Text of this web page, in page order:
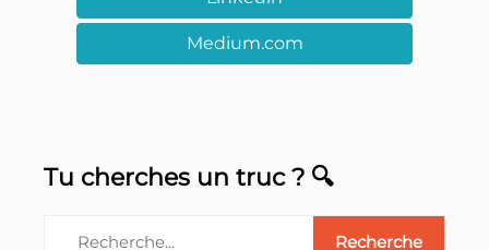
Medium.com
Tu cherches un truc ? 🔍